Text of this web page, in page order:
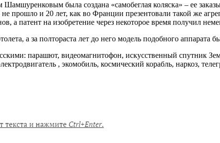
была создана «самобеглая коляска» – ее
прошло и 20 лет, как во Франции презентовали такой же
а патент на изобретение через некоторое время получил
а за полтораста лет до него модель подобного
парашют, видеомагнитофон, искусственный спутник
, экомобиль, космический корабль, наркоз,